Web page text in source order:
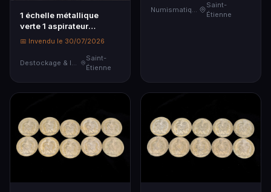
1 échelle métallique
verte 1 aspirateur
tonneau inox SIDAMO et
1 ensemble de balais 1
porte vélo VENDU SUR
DESIGNATIO...
📅 Invendu le 30/07/2026
Saint-
Étienne
Numismatique
Saint-
Étienne